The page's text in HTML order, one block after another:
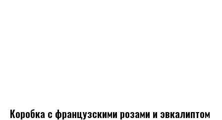
Коробка с французскими розами и эвкалиптом